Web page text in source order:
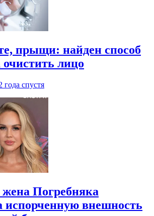
прыщи: найден способ
очистить лицо
года спустя
Погребняка
испорченную внешность